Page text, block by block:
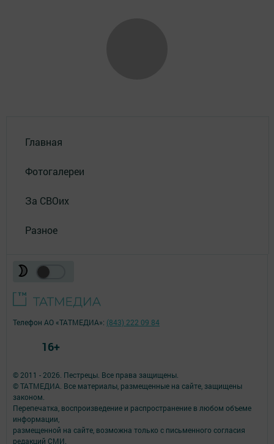
Главная
Фотогалереи
За СВОих
Разное
© 2011 - 2026. Пестрецы. Все права защищены.
© ТАТМЕДИА. Все материалы, размещенные на сайте, защищены
законом.
Перепечатка, воспроизведение и распространение в любом объеме
информации,
размещенной на сайте, возможна только с письменного согласия
редакций СМИ.
Телефон АО «ТАТМЕДИА»: (843) 222 09 84
16+